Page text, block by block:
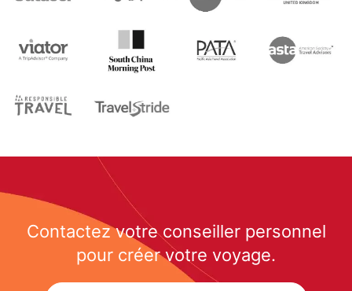
Contactez votre conseiller personnel
pour créer votre voyage.